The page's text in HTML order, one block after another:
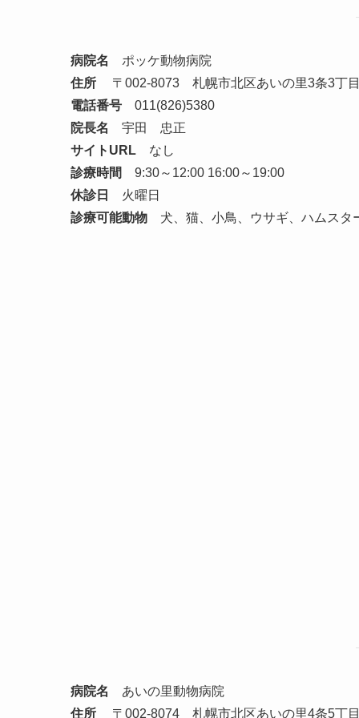
病院名
ポッケ動物病院
住所 〒002-8073 札幌市北区あいの里3条3丁
電話番号 011(826)5380
院長名
宇田 忠正
サイトURL なし
診療時間
9:30～12:00 16:00～19:00
休診日
火曜日
診療可能動物 犬、猫、小鳥、ウサギ、ハムスタ
病院名
あいの里動物病院
住所 〒002-8074 札幌市北区あいの里4条5丁